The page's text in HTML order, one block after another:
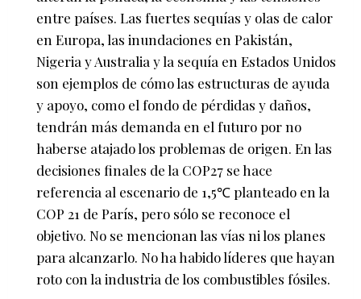
entre países. Las fuertes sequías y olas de calor
en Europa, las inundaciones en Pakistán,
Nigeria y Australia y la sequía en Estados Unidos
son ejemplos de cómo las estructuras de ayuda
y apoyo, como el fondo de pérdidas y daños,
tendrán más demanda en el futuro por no
haberse atajado los problemas de origen. En las
decisiones finales de la COP27 se hace
referencia al escenario de 1,5℃ planteado en la
COP 21 de París, pero sólo se reconoce el
objetivo. No se mencionan las vías ni los planes
para alcanzarlo. No ha habido líderes que hayan
roto con la industria de los combustibles fósiles.